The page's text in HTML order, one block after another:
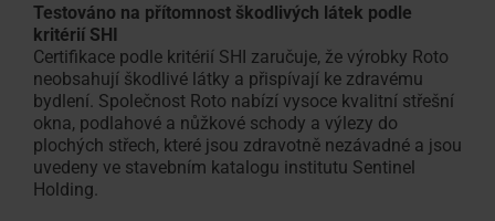
Testováno na přítomnost škodlivých látek podle
kritérií SHI
Certifikace podle kritérií SHI zaručuje, že výrobky Roto
neobsahují škodlivé látky a přispívají ke zdravému
bydlení. Společnost Roto nabízí vysoce kvalitní střešní
okna, podlahové a nůžkové schody a výlezy do
plochých střech, které jsou zdravotně nezávadné a jsou
uvedeny ve stavebním katalogu institutu Sentinel
Holding.